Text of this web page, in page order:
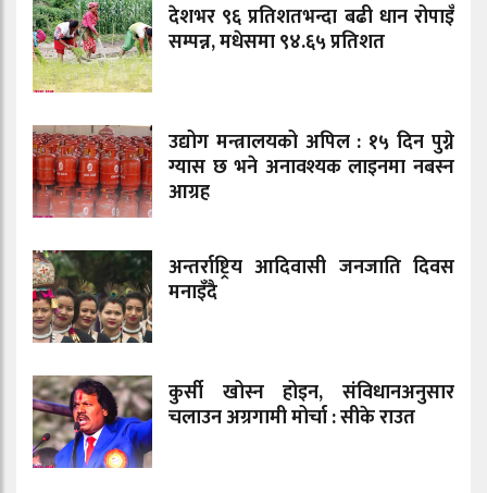
देशभर ९६ प्रतिशतभन्दा बढी धान रोपाइँ
सम्पन्न, मधेसमा ९४.६५ प्रतिशत
उद्योग मन्त्रालयको अपिल : १५ दिन पुग्ने
ग्यास छ भने अनावश्यक लाइनमा नबस्न
आग्रह
अन्तर्राष्ट्रिय आदिवासी जनजाति दिवस
मनाइँदै
कुर्सी खोस्न होइन, संविधानअनुसार
चलाउन अग्रगामी मोर्चा : सीके राउत